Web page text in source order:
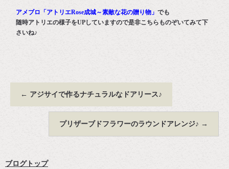
アメブロ「アトリエRose成城～素敵な花の贈り物」でも
随時アトリエの様子をUPしていますので是非こちらものぞいてみて下
さいね♪
← アジサイで作るナチュラルなドアリース♪
プリザーブドフラワーのラウンドアレンジ♪ →
ブログトップ